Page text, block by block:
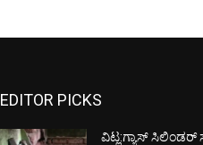
EDITOR PICKS
ವಿಟ್ಲ:ಗ್ಯಾಸ್